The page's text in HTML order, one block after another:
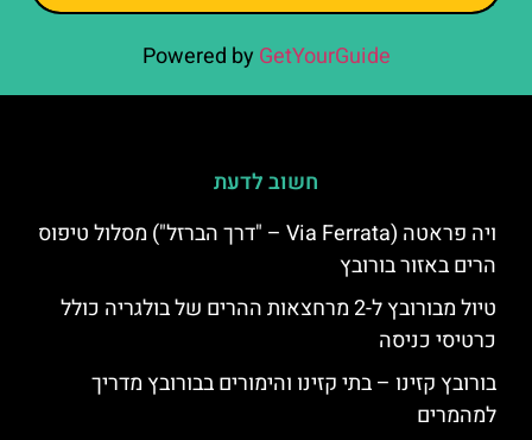
Powered by GetYourGuide
חשוב לדעת
ויה פראטה (Via Ferrata – "דרך הברזל") מסלול טיפוס
הרים באזור בורובץ
טיול מבורובץ ל-2 מרחצאות ההרים של בולגריה כולל
כרטיסי כניסה
בורובץ קזינו – בתי קזינו והימורים בבורובץ מדריך
למהמרים